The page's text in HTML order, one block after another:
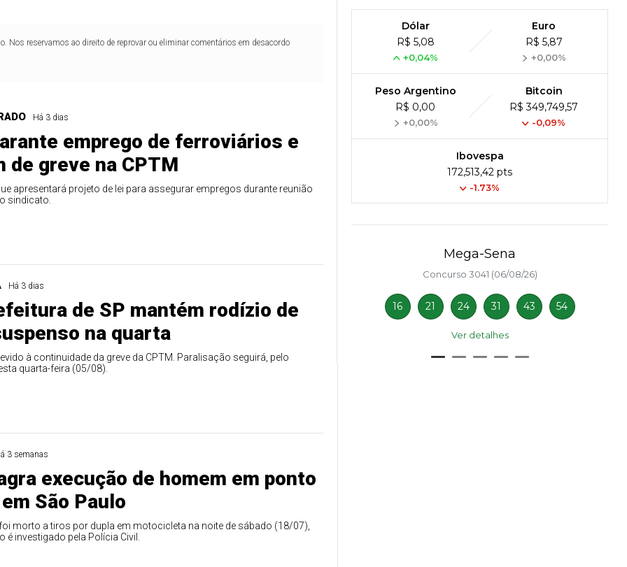
Nos reservamos ao direito de reprovar ou eliminar comentários em desacordo
Há 3 dias
emprego de ferroviários e
de greve na CPTM
apresentará projeto de lei para assegurar empregos durante reunião
sindicato.
Há 3 dias
de SP mantém rodízio de
na quarta
à continuidade da greve da CPTM. Paralisação seguirá, pelo
quarta-feira (05/08).
3 semanas
execução de homem em ponto
São Paulo
morto a tiros por dupla em motocicleta na noite de sábado (18/07),
é investigado pela Polícia Civil.
Dólar
R$ 5,08
+0,04%
Euro
R$ 5,87
+0,00%
Peso Argentino
R$ 0,00
+0,00%
Bitcoin
R$ 349,749,57
-0,09%
Ibovespa
172,513,42 pts
-1.73%
26 27
50 57
88 91
03 07 08 11 28
Mega-Sena
Concurso 3041 (06/08/26)
16 21 24 31 43 54
Ver detalhes